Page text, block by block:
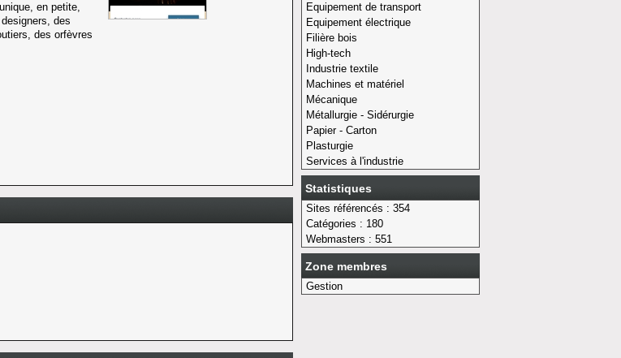
Equipement de transport
Equipement électrique
Filière bois
High-tech
Industrie textile
Machines et matériel
Mécanique
Métallurgie - Sidérurgie
Papier - Carton
Plasturgie
Services à l'industrie
Statistiques
Sites référencés : 354
Catégories : 180
Webmasters : 551
Zone membres
Gestion
en petite,
des
des orfèvres